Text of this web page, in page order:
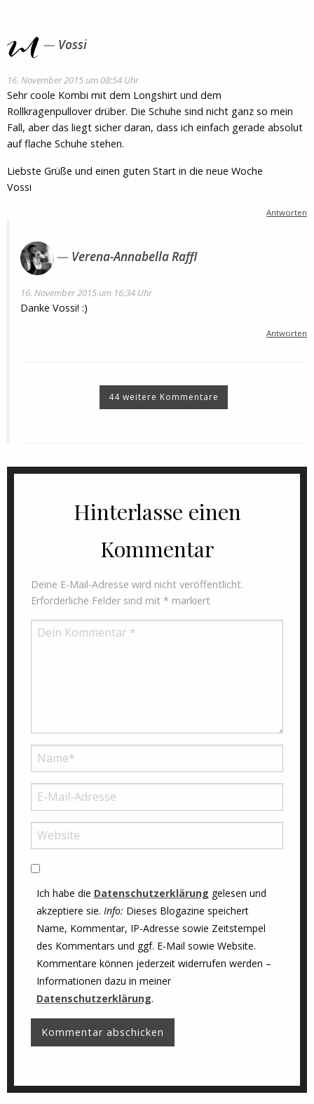
Vossi
16. November 2015 um 08:54 Uhr
Sehr coole Kombi mit dem Longshirt und dem
Rollkragenpullover drüber. Die Schuhe sind nicht ganz so mein
Fall, aber das liegt sicher daran, dass ich einfach gerade absolut
auf flache Schuhe stehen.
Liebste Grüße und einen guten Start in die neue Woche
Vossi
Antworten
Verena-Annabella Raffl
16. November 2015 um 16:34 Uhr
Danke Vossi! :)
Antworten
44 weitere Kommentare
Hinterlasse einen
Kommentar
Deine E-Mail-Adresse wird nicht veröffentlicht.
Erforderliche Felder sind mit * markiert
Ich habe die Datenschutzerklärung gelesen und
akzeptiere sie. Info: Dieses Blogazine speichert
Name, Kommentar, IP-Adresse sowie Zeitstempel
des Kommentars und ggf. E-Mail sowie Website.
Kommentare können jederzeit widerrufen werden –
Informationen dazu in meiner
Datenschutzerklärung.